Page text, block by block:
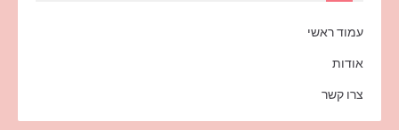
עמוד ראשי
אודות
צרו קשר